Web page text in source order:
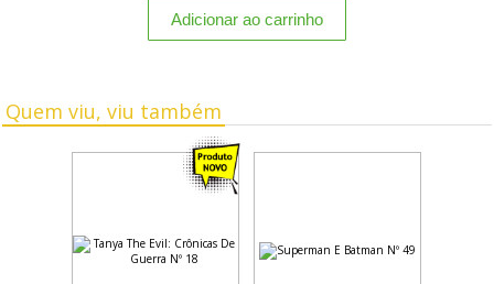
Quem viu, viu também